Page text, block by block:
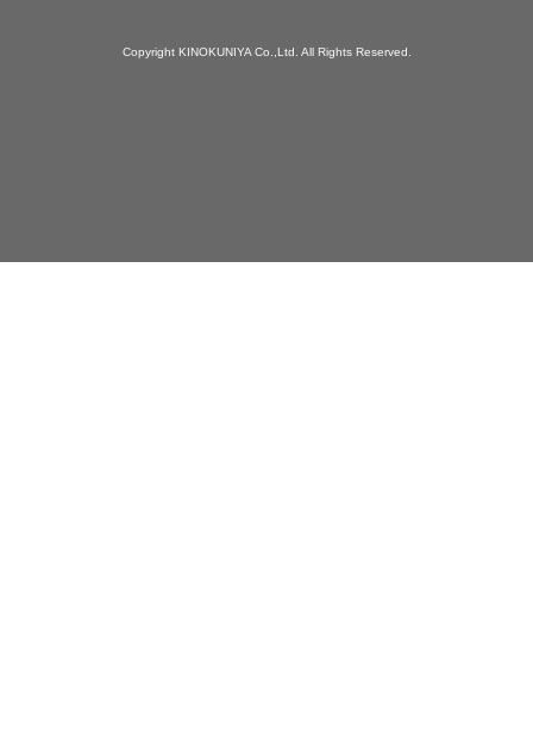
Copyright KINOKUNIYA Co.,Ltd. All Rights Reserved.